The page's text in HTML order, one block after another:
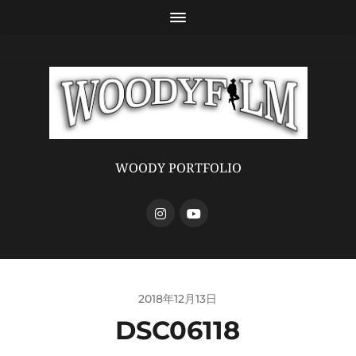
WOODY PORTFOLIO
2018年12月13日
DSC06118